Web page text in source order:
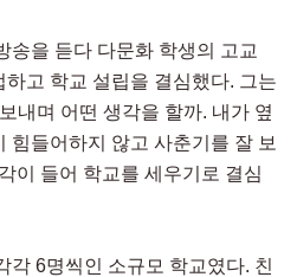
송을 듣다 다문화 학생의 고교
고 학교 설립을 결심했다. 그는
내며 어떤 생각을 할까. 내가 옆
힘들어하지 않고 사춘기를 잘 보
이 들어 학교를 세우기로 결심
각 6명씩인 소규모 학교였다. 친